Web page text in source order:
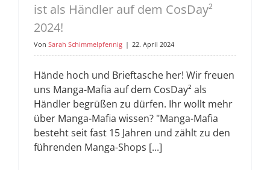
ist als Händler auf dem CosDay²
2024!
Von Sarah Schimmelpfennig | 22. April 2024
Hände hoch und Brieftasche her! Wir freuen
uns Manga-Mafia auf dem CosDay² als
Händler begrüßen zu dürfen. Ihr wollt mehr
über Manga-Mafia wissen? "Manga-Mafia
besteht seit fast 15 Jahren und zählt zu den
führenden Manga-Shops [...]